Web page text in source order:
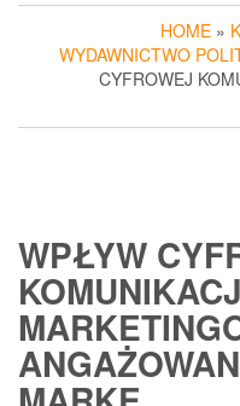
HOME »
WYDAWNICTWO
CYFROWEJ
WPŁYW